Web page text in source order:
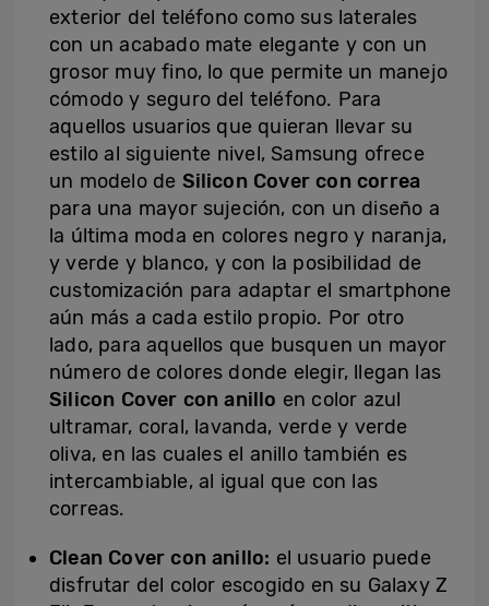
exterior del teléfono como sus laterales
con un acabado mate elegante y con un
grosor muy fino, lo que permite un manejo
cómodo y seguro del teléfono. Para
aquellos usuarios que quieran llevar su
estilo al siguiente nivel, Samsung ofrece
un modelo de Silicon Cover con correa
para una mayor sujeción, con un diseño a
la última moda en colores negro y naranja,
y verde y blanco, y con la posibilidad de
customización para adaptar el smartphone
aún más a cada estilo propio. Por otro
lado, para aquellos que busquen un mayor
número de colores donde elegir, llegan las
Silicon Cover con anillo en color azul
ultramar, coral, lavanda, verde y verde
oliva, en las cuales el anillo también es
intercambiable, al igual que con las
correas.
Clean Cover con anillo: el usuario puede
disfrutar del color escogido en su Galaxy Z